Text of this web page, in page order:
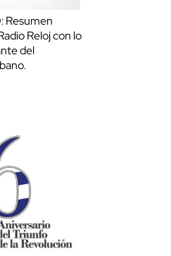
Resumen
Reloj con lo
del